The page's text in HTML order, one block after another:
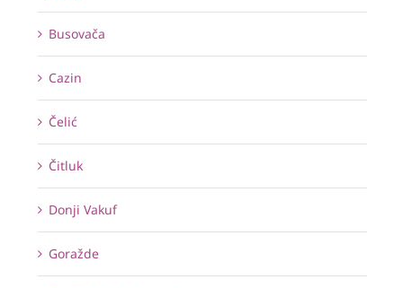
Busovača
Cazin
Čelić
Čitluk
Donji Vakuf
Goražde